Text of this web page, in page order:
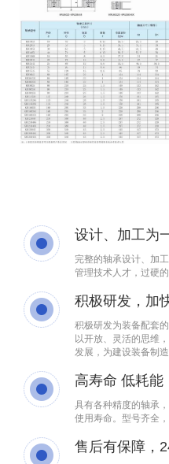
设计、加工为
完整的轴承设计、加
管理技术人才，过硬
积极研发，加
积极研发为装备配套
以开放、灵活的思维
发展，为建设装备制
高寿命 低耗能
具有各种精度的轴承
使用寿命。型号齐全
售后有保障，